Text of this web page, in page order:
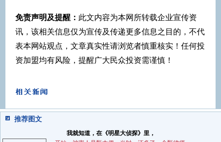
免责声明及提醒： 此文内容为本网所转载企业宣传资
讯，该相关信息仅为宣传及传递更多信息之目的，不代
表本网站观点，文章真实性请浏览者慎重核实！任何投
资加盟均有风险，提醒广大民众投资需谨慎！
推荐图文
我就知道，在《明星大侦探》里，